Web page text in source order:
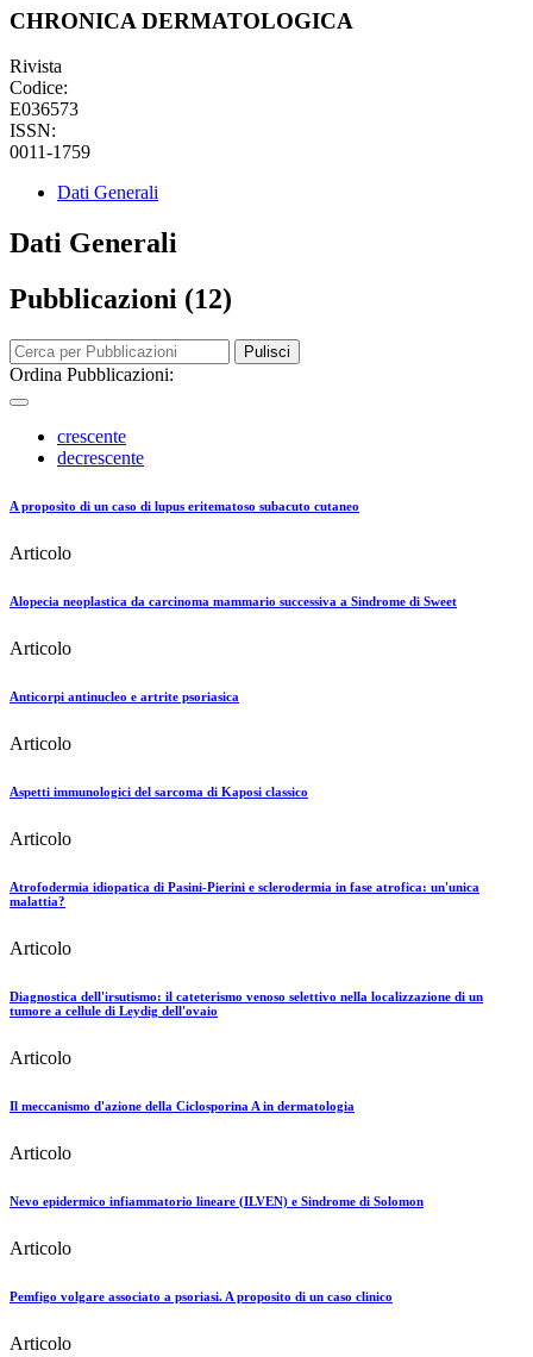
CHRONICA DERMATOLOGICA
Rivista
Codice:
E036573
ISSN:
0011-1759
Dati Generali
Dati Generali
Pubblicazioni (12)
Pulisci
Ordina Pubblicazioni:
crescente
decrescente
A proposito di un caso di lupus eritematoso subacuto cutaneo
Articolo
Alopecia neoplastica da carcinoma mammario successiva a Sindrome di Sweet
Articolo
Anticorpi antinucleo e artrite psoriasica
Articolo
Aspetti immunologici del sarcoma di Kaposi classico
Articolo
Atrofodermia idiopatica di Pasini-Pierini e sclerodermia in fase atrofica: un'unica
malattia?
Articolo
Diagnostica dell'irsutismo: il cateterismo venoso selettivo nella localizzazione di un
tumore a cellule di Leydig dell'ovaio
Articolo
Il meccanismo d'azione della Ciclosporina A in dermatologia
Articolo
Nevo epidermico infiammatorio lineare (ILVEN) e Sindrome di Solomon
Articolo
Pemfigo volgare associato a psoriasi. A proposito di un caso clinico
Articolo